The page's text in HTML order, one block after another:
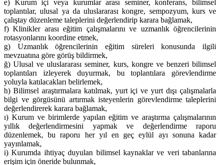
e) Kurum içi veya kurumlar arası seminer, konferans, bilimsel
toplantılar, ulusal ya da uluslararası kongre, sempozyum, kurs ve
çalıştay düzenleme taleplerini değerlendirip karara bağlamak,
f) Klinikler arası eğitim çalışmalarını ve uzmanlık öğrencilerinin
rotasyonlarını koordine etmek,
g) Uzmanlık öğrencilerinin eğitim süreleri konusunda ilgili
mevzuatına göre görüş bildirmek,
ğ) Ulusal ve uluslararası seminer, kurs, kongre ve benzeri bilimsel
toplantıları izleyerek duyurmak, bu toplantılara görevlendirme
yoluyla katılacakları belirlemek,
h) Bilimsel araştırmalara katılmak, yurt içi ve yurt dışı çalışmalarla
bilgi ve görgüsünü artırmak isteyenlerin görevlendirme taleplerini
değerlendirerek karara bağlamak,
ı) Kurum ve birimlerde yapılan eğitim ve araştırma çalışmalarının
yıllık değerlendirmesini yapmak ve değerlendirme raporu
düzenlemek, bu raporu her yıl en geç eylül ayı sonuna kadar
yayınlamak,
i) Kurumda ihtiyaç duyulan bilimsel kaynaklar ve veri tabanlarına
erişim için öneride bulunmak,